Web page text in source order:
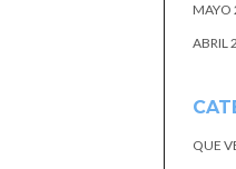
MAYO
ABRIL
QUE